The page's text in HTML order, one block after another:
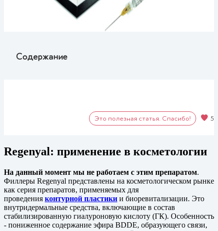
Содержание
Это полезная статья. Спасибо! 5
Regenyal: применение в косметологии
На данный момент мы не работаем с этим препаратом.
Филлеры Regenyal представлены на косметологическом рынке
как серия препаратов, применяемых для
проведения контурной пластики и биоревитализации. Это
внутридермальные средства, включающие в состав
стабилизированную гиалуроновую кислоту (ГК). Особенность
- пониженное содержание эфира BDDE, образующего связи,